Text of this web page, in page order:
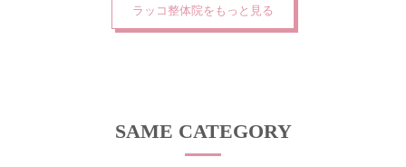
ラッコ整体院をもっと見る
SAME CATEGORY